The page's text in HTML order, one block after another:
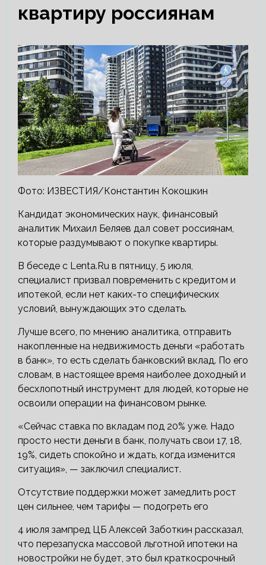
квартиру россиянам
Фото: ИЗВЕСТИЯ/Константин Кокошкин
Кандидат экономических наук, финансовый
аналитик Михаил Беляев дал совет россиянам,
которые раздумывают о покупке квартиры.
В беседе с Lenta.Ru в пятницу, 5 июля,
специалист призвал повременить с кредитом и
ипотекой, если нет каких-то специфических
условий, вынуждающих это сделать.
Лучше всего, по мнению аналитика, отправить
накопленные на недвижимость деньги «работать
в банк», то есть сделать банковский вклад. По его
словам, в настоящее время наиболее доходный и
бесхлопотный инструмент для людей, которые не
освоили операции на финансовом рынке.
«Сейчас ставка по вкладам под 20% уже. Надо
просто нести деньги в банк, получать свои 17, 18,
19%, сидеть спокойно и ждать, когда изменится
ситуация», — заключил специалист.
Отсутствие поддержки может замедлить рост
цен сильнее, чем тарифы — подогреть его
4 июля зампред ЦБ Алексей Заботкин рассказал,
что перезапуска массовой льготной ипотеки на
новостройки не будет, это был краткосрочный